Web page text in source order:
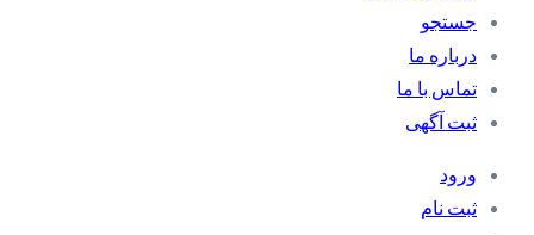
جستجو
درباره ما
تماس با ما
ثبت آگهی
ورود
ثبت نام